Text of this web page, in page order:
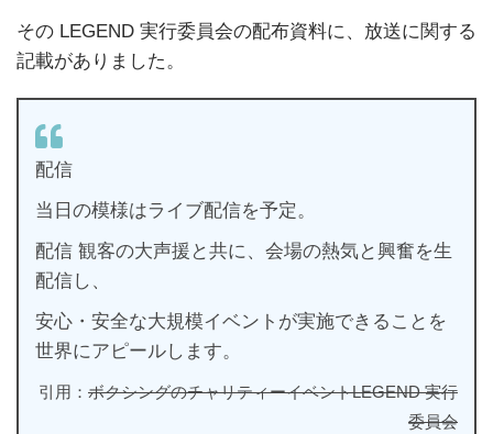
その LEGEND 実行委員会の配布資料に、放送に関する
記載がありました。
配信
当日の模様はライブ配信を予定。
配信 観客の大声援と共に、会場の熱気と興奮を生
配信し、
安心・安全な大規模イベントが実施できることを
世界にアピールします。
引用： ボクシングのチャリティーイベントLEGEND 実行
委員会